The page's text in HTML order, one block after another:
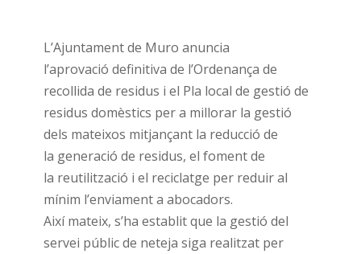
L’Ajuntament de Muro anuncia
l’aprovació definitiva de l’Ordenança de
recollida de residus i el Pla local de gestió de
residus domèstics per a millorar la gestió
dels mateixos mitjançant la reducció de
la generació de residus, el foment de
la reutilització i el reciclatge per reduir al
mínim l’enviament a abocadors.
Així mateix, s’ha establit que la gestió del
servei públic de neteja siga realitzat per